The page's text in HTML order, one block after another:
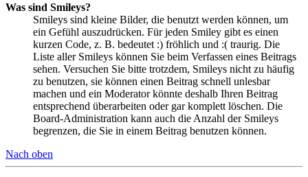
Was sind Smileys?
Smileys sind kleine Bilder, die benutzt werden können, um
ein Gefühl auszudrücken. Für jeden Smiley gibt es einen
kurzen Code, z. B. bedeutet :) fröhlich und :( traurig. Die
Liste aller Smileys können Sie beim Verfassen eines Beitrags
sehen. Versuchen Sie bitte trotzdem, Smileys nicht zu häufig
zu benutzen, sie können einen Beitrag schnell unlesbar
machen und ein Moderator könnte deshalb Ihren Beitrag
entsprechend überarbeiten oder gar komplett löschen. Die
Board-Administration kann auch die Anzahl der Smileys
begrenzen, die Sie in einem Beitrag benutzen können.
Nach oben